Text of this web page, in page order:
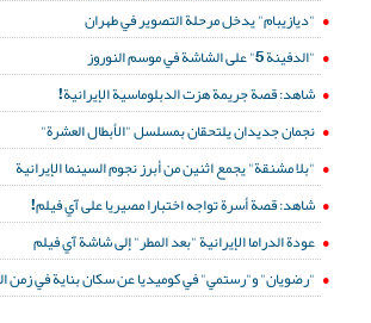
"ديازيبام" يدخل مرحلة التصوير في طهران
"الدفينة 5" على الشاشة في موسم النوروز
شاهد: قصة جريمة هزت الدبلوماسية الإيرانية!
نجمان جديدان يلتحقان بمسلسل "الأبطال العشرة"
"بلا مشنقة" يجمع اثنين من أبرز نجوم السينما الإيرانية
شاهد: قصة أسرة تواجه اختبارا مصيريا على آي فيلم!
عودة الدراما الإيرانية "بعد المطر" إلى شاشة آي فيلم
"رضويان" و"رستمي" في كوميديا عن سكان بناية في زمن